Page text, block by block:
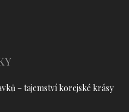
– tajemství korejské krásy